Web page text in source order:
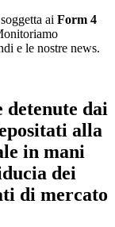
ai Form 4
e le nostre news.
detenute dai
alla
in mani
dei
di mercato